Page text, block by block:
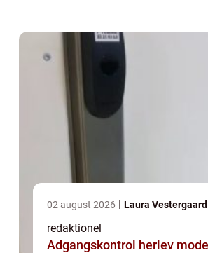
konkurrenceevnen...
02 august 2026 Laura Vestergaard
redaktionel
Adgangskontrol herlev moderne